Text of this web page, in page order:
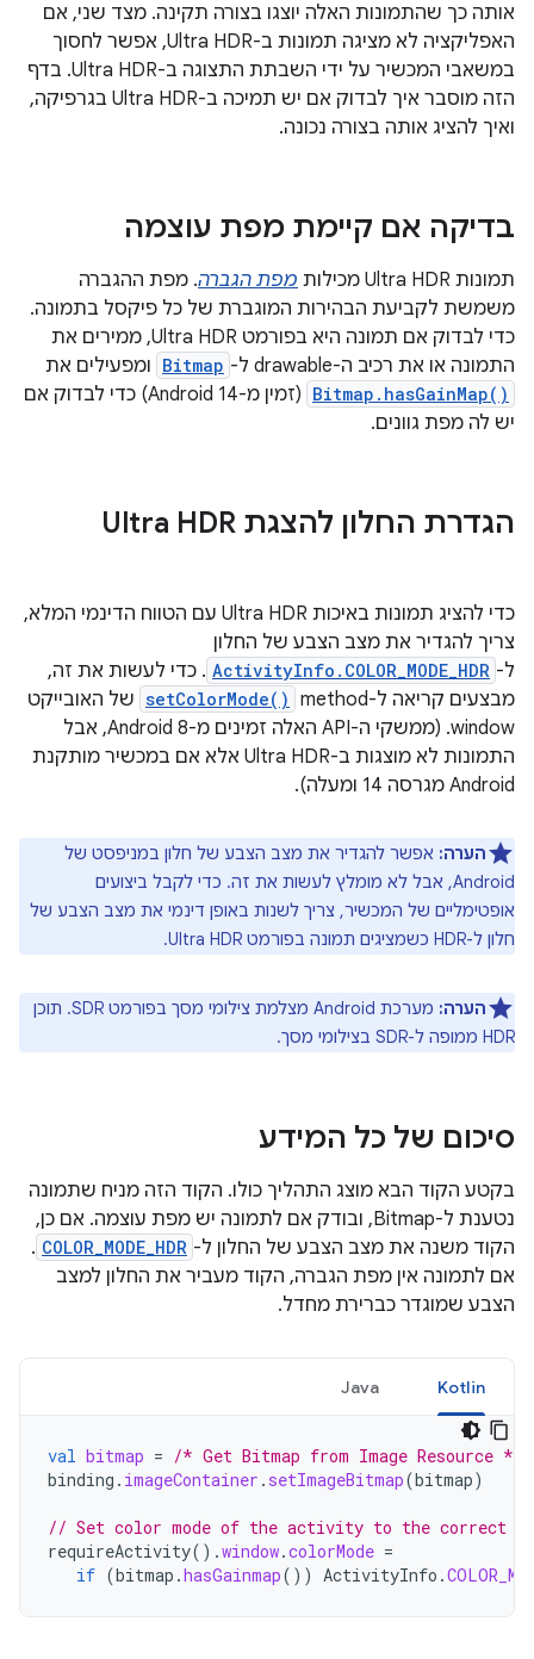
אותה כך שהתמונות האלה יוצגו בצורה תקינה. מצד שני, אם
האפליקציה לא מציגה תמונות ב-Ultra HDR, אפשר לחסוך
במשאבי המכשיר על ידי השבתת התצוגה ב-Ultra HDR. בדף
הזה מוסבר איך לבדוק אם יש תמיכה ב-Ultra HDR בגרפיקה,
ואיך להציג אותה בצורה נכונה.
בדיקה אם קיימת מפת עוצמה
תמונות Ultra HDR מכילות מפת הגברה. מפת ההגברה
משמשת לקביעת הבהירות המוגברת של כל פיקסל בתמונה.
כדי לבדוק אם תמונה היא בפורמט Ultra HDR, ממירים את
התמונה או את רכיב ה-drawable ל-
Bitmap ומפעילים את
Bitmap.hasGainMap()
(זמין מ-Android 14) כדי לבדוק אם
יש לה מפת גוונים.
הגדרת החלון להצגת Ultra HDR
כדי להציג תמונות באיכות Ultra HDR עם הטווח הדינמי המלא,
צריך להגדיר את מצב הצבע של החלון
ל- ActivityInfo.COLOR_MODE_HDR . כדי לעשות את זה,
מבצעים קריאה ל-method‏
setColorMode() של האובייקט
window. (ממשקי ה-API האלה זמינים מ-Android 8, אבל
התמונות לא מוצגות ב-Ultra HDR אלא אם במכשיר מותקנת
Android מגרסה 14 ומעלה).
הערה: אפשר להגדיר את מצב הצבע של חלון במניפסט של
Android, אבל לא מומלץ לעשות את זה. כדי לקבל ביצועים
אופטימליים של המכשיר, צריך לשנות באופן דינמי את מצב הצבע של
חלון ל-HDR כשמציגים תמונה בפורמט Ultra HDR.
הערה:
מערכת Android מצלמת צילומי מסך בפורמט SDR. תוכן
HDR ממופה ל-SDR בצילומי מסך.
סיכום של כל המידע
בקטע הקוד הבא מוצג התהליך כולו. הקוד הזה מניח שתמונה
נטענת ל-Bitmap, ובודק אם לתמונה יש מפת עוצמה. אם כן,
הקוד משנה את מצב הצבע של החלון ל- COLOR_MODE_HDR
.
אם לתמונה אין מפת הגברה, הקוד מעביר את החלון למצב
הצבע שמוגדר כברירת מחדל.
Kotlin
Java
val bitmap = /* Get Bitmap from Image Resource */
binding . imageContainer . setImageBitmap(bitmap)
// Set color mode of the activity to the correct
requireActivity().window.colorMode =
if (bitmap .hasGainmap()) ActivityInfo .